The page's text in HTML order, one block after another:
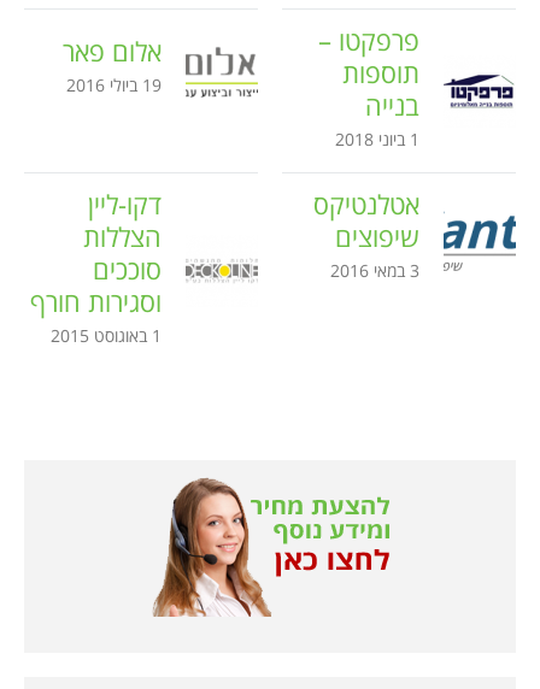
פרפקטו –
תוספות
בנייה
1 ביוני 2018
אלום פאר
19 ביולי 2016
אטלנטיקס
שיפוצים
3 במאי 2016
דקו-ליין
הצללות
סוככים
וסגירות חורף
1 באוגוסט 2015